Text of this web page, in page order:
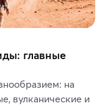
главные
на
вулканические и